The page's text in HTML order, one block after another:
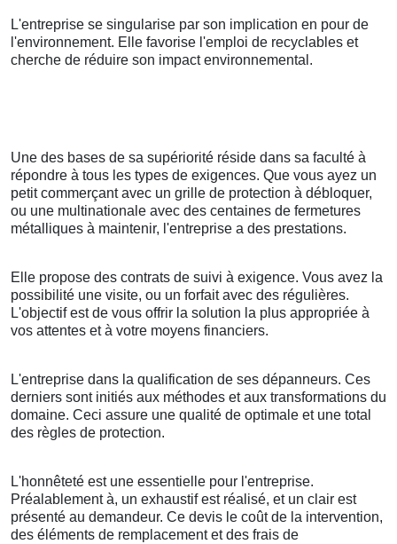
L'entreprise se singularise par son implication en pour de
l'environnement. Elle favorise l'emploi de recyclables et
cherche de réduire son impact environnemental.
Une des bases de sa supériorité réside dans sa faculté à
répondre à tous les types de exigences. Que vous ayez un
petit commerçant avec un grille de protection à débloquer,
ou une multinationale avec des centaines de fermetures
métalliques à maintenir, l'entreprise a des prestations.
Elle propose des contrats de suivi à exigence. Vous avez la
possibilité une visite, ou un forfait avec des régulières.
L'objectif est de vous offrir la solution la plus appropriée à
vos attentes et à votre moyens financiers.
L'entreprise dans la qualification de ses dépanneurs. Ces
derniers sont initiés aux méthodes et aux transformations du
domaine. Ceci assure une qualité de optimale et une total
des règles de protection.
L'honnêteté est une essentielle pour l'entreprise.
Préalablement à, un exhaustif est réalisé, et un clair est
présenté au demandeur. Ce devis le coût de la intervention,
des éléments de remplacement et des frais de